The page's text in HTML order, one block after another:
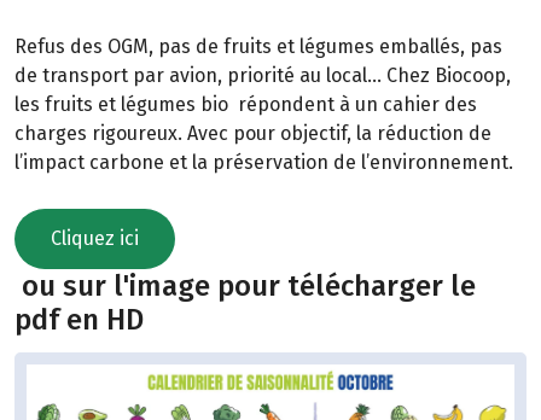
Refus des OGM, pas de fruits et légumes emballés, pas
de transport par avion, priorité au local… Chez Biocoop,
les fruits et légumes bio répondent à un cahier des
charges rigoureux. Avec pour objectif, la réduction de
l’impact carbone et la préservation de l’environnement.
Cliquez ici
ou sur l'image pour télécharger le
pdf en HD